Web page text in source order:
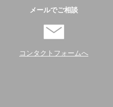
メールでご相談
コンタクトフォームへ